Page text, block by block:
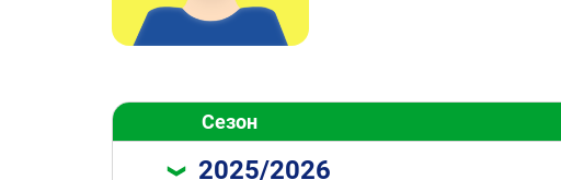
Сезон
2025/2026